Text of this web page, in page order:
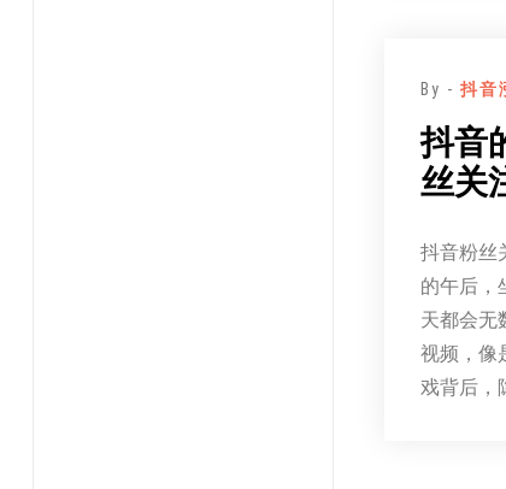
By -抖音
抖音
丝关
抖音粉丝
的午后，
天都会无
视频，像
戏背后，